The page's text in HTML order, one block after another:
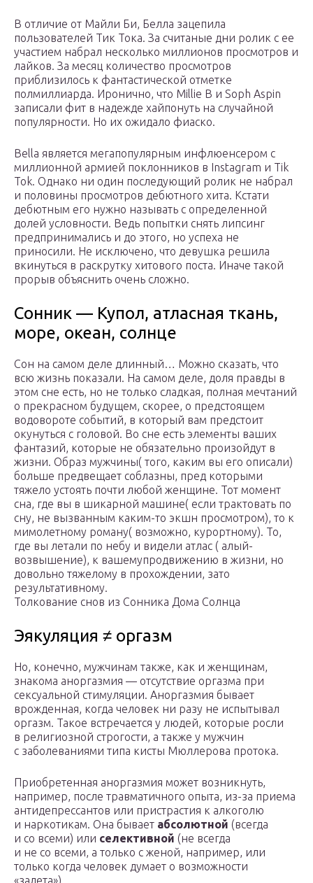
В отличие от Майли Би, Белла зацепила
пользователей Тик Тока. За считаные дни ролик с ее
участием набрал несколько миллионов просмотров и
лайков. За месяц количество просмотров
приблизилось к фантастической отметке
полмиллиарда. Иронично, что Millie B и Soph Aspin
записали фит в надежде хайпонуть на случайной
популярности. Но их ожидало фиаско.
Bella является мегапопулярным инфлюенсером с
миллионной армией поклонников в Instagram и Tik
Tok. Однако ни один последующий ролик не набрал
и половины просмотров дебютного хита. Кстати
дебютным его нужно называть с определенной
долей условности. Ведь попытки снять липсинг
предпринимались и до этого, но успеха не
приносили. Не исключено, что девушка решила
вкинуться в раскрутку хитового поста. Иначе такой
прорыв объяснить очень сложно.
Сонник — Купол, атласная ткань,
море, океан, солнце
Сон на самом деле длинный… Можно сказать, что
всю жизнь показали. На самом деле, доля правды в
этом сне есть, но не только сладкая, полная мечтаний
о прекрасном будущем, скорее, о предстоящем
водовороте событий, в который вам предстоит
окунуться с головой. Во сне есть элементы ваших
фантазий, которые не обязательно произойдут в
жизни. Образ мужчины( того, каким вы его описали)
больше предвещает соблазны, пред которыми
тяжело устоять почти любой женщине. Тот момент
сна, где вы в шикарной машине( если трактовать по
сну, не вызванным каким-то экшн просмотром), то к
мимолетному роману( возможно, курортному). То,
где вы летали по небу и видели атлас ( алый-
возвышение), к вашемупродвижению в жизни, но
довольно тяжелому в прохождении, зато
результативному.
Толкование снов из Сонника Дома Солнца
Эякуляция ≠ оргазм
Но, конечно, мужчинам также, как и женщинам,
знакома аноргазмия — отсутствие оргазма при
сексуальной стимуляции. Аноргазмия бывает
врожденная, когда человек ни разу не испытывал
оргазм. Такое встречается у людей, которые росли
в религиозной строгости, а также у мужчин
с заболеваниями типа кисты Мюллерова протока.
Приобретенная аноргазмия может возникнуть,
например, после травматичного опыта, из-за приема
антидепрессантов или пристрастия к алкоголю
и наркотикам. Она бывает абсолютной (всегда
и со всеми) или селективной (не всегда
и не со всеми, а только с женой, например, или
только когда человек думает о возможности
«залета»).